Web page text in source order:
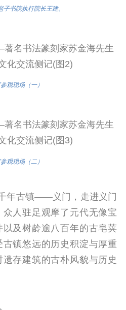
子书院执行院长王建。
观现场（一）
观现场（二 ）
年古镇——义门，走进义门
人驻足观摩了元代无像宝
及树龄逾八百年的古皂荚
镇悠远的历史积淀与厚重
存建筑的古朴风貌与历史